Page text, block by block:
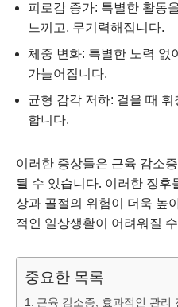
피로감 증가: 특별한 활동
느끼고, 무기력해집니다.
체중 변화: 특별한 노력 없
가늘어집니다.
균형 감각 저하: 걸을 때
합니다.
이러한 증상들은 근육 감소
될 수 있습니다. 이러한 징
상과 골절의 위험이 더욱 높
적인 일상생활이 어려워질
중요한 목록
근육 감소증, 효과적인 관리